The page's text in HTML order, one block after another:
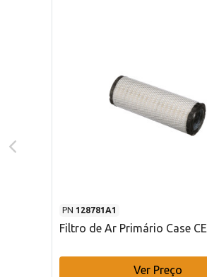
PN 128781A1
Filtro de Ar Primário Case CE
Ver Preço